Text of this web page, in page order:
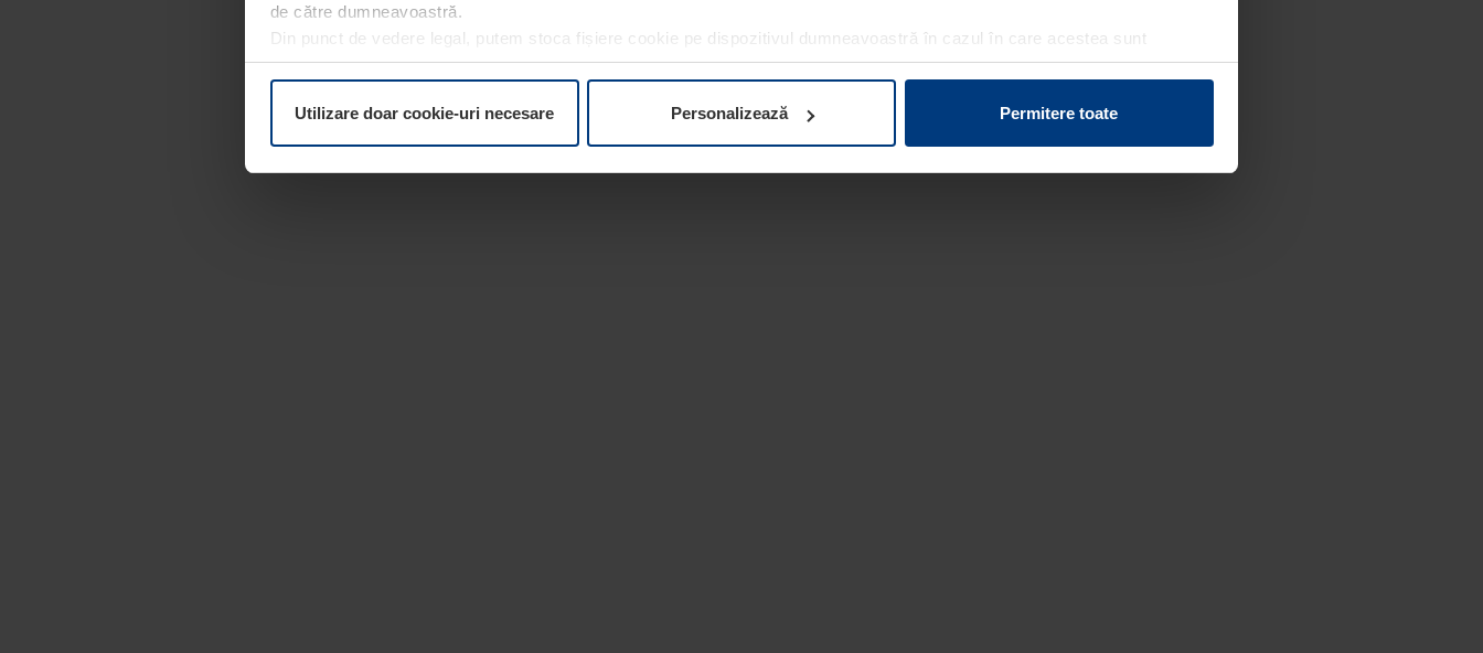
de către dumneavoastră.
Din punct de vedere legal, putem stoca fișiere cookie pe dispozitivul dumneavoastră în cazul în care acestea sunt
obligatorii pentru funcționarea acestei pagini. Pentru alte tipuri de fișiere cookie avem nevoie de permisiunea
paginaDeclarație cu privire la protecția datelor de pe site-ul nostru web.
Utilizare doar cookie-uri necesare Personalizează Permitere toate